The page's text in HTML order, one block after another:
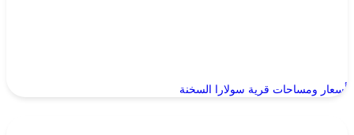
أسعار ومساحات قرية سولارا السخنة